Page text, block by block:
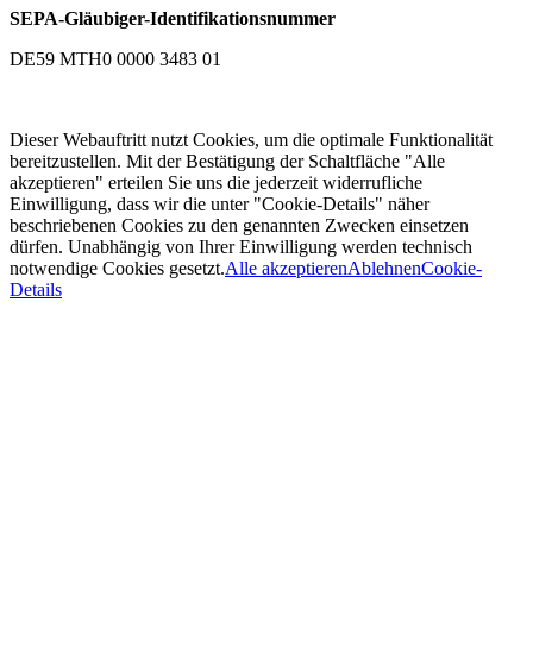
SEPA-Gläubiger-Identifikationsnummer
DE59 MTH0 0000 3483 01
Dieser Webauftritt nutzt Cookies, um die optimale Funktionalität
bereitzustellen. Mit der Bestätigung der Schaltfläche "Alle
akzeptieren" erteilen Sie uns die jederzeit widerrufliche
Einwilligung, dass wir die unter "Cookie-Details" näher
beschriebenen Cookies zu den genannten Zwecken einsetzen
dürfen. Unabhängig von Ihrer Einwilligung werden technisch
notwendige Cookies gesetzt.Alle akzeptierenAblehnenCookie-
Details